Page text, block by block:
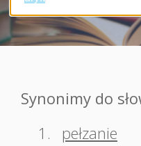
Synonimy do
1.
pełzanie